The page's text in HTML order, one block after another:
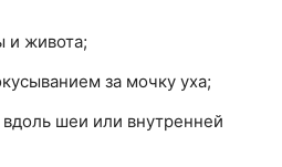
и живота;
за мочку уха;
шеи или внутренней